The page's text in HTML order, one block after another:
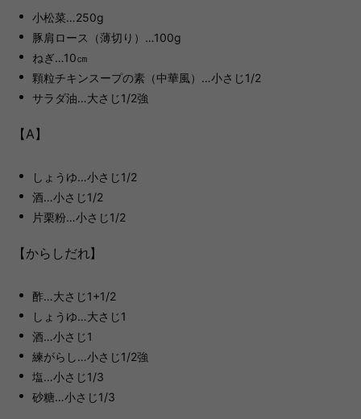
小松菜…250g
豚肩ロース（薄切り）…100g
ねぎ…10㎝
顆粒チキンスープの素（中華風）…小さじ1/2
サラダ油…大さじ1/2強
【A】
しょうゆ…小さじ1/2
酒…小さじ1/2
片栗粉…小さじ1/2
【からしだれ】
酢…大さじ1+1/2
しょうゆ…大さじ1
酒…小さじ1
練がらし…小さじ1/2強
塩…小さじ1/3
砂糖…小さじ1/3